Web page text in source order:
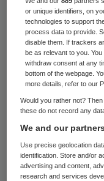
Wouter
CEO van
software
helpen meer
bieden. De
behandelde
inzichten
verbeteren, IC-
or unique identifiers, on
technologies to support
process data to provide.
disable them. If trackers
be as relevant to you.
withdraw consent at any
bottom of the webpage.
more details, refer to our
Would you rather not?
these do not record any
We and our
Use precise geolocation
identification. Store and/or
advertising and content,
research and services